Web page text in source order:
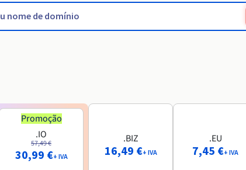
Promoção
.IO
57,49 €
30,99 €+ IVA
.BIZ
16,49 €+ IVA
.EU
7,45 €+ IVA